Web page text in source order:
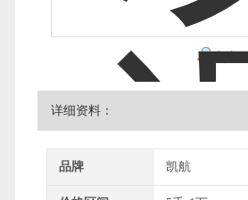
详细资料：
品牌 凯航